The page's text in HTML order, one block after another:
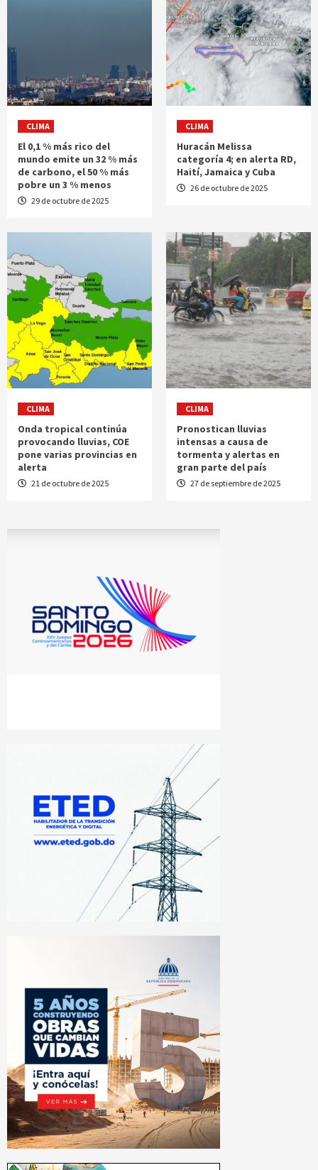
CLIMA
El 0,1 % más rico del
mundo emite un 32 % más
de carbono, el 50 % más
pobre un 3 % menos
29 de octubre de 2025
CLIMA
Huracán Melissa
categoría 4; en alerta RD,
Haití, Jamaica y Cuba
26 de octubre de 2025
CLIMA
Onda tropical continúa
provocando lluvias, COE
pone varias provincias en
alerta
21 de octubre de 2025
CLIMA
Pronostican lluvias
intensas a causa de
tormenta y alertas en
gran parte del país
27 de septiembre de 2025